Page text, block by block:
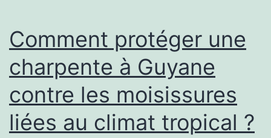
Suisse
reconnue
par
les
tribunaux
Comment protéger une
charpente à Guyane
contre les moisissures
liées au climat tropical ?